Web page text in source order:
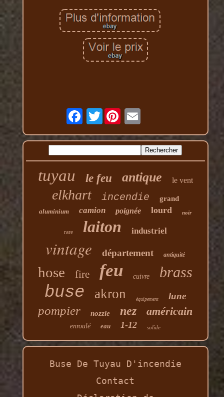
Twitter
tuyau le feu antique le vent
elkhart incendie grand
aluminium camion poignée lourd noir
rare laiton industriel
vintage département antiquité
hose fire feu cuivre brass
buse akron équipement lune
pompier nozzle nez américain
enroulé eau 1-12 solide
Buse De Tuyau D'incendie
Contact